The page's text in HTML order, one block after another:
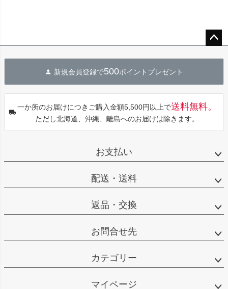
へ
新規会員登録で500ポイントプレゼント
一か所のお届けにつきご購入金額5,500円以上で送料無料。
ただし北海道、沖縄、離島へのお届けは除きます。
お支払い
配送・送料
返品・交換
お問合せ先
カテゴリー
マイページ